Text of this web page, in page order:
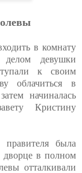
в комнату
девушки
к своим
облачиться в
начиналась
Кристину
правителя была
дворце в полном
отталкивали